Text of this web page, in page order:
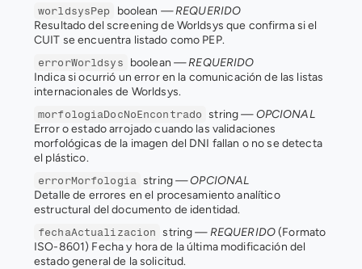
worldsysPep boolean — REQUERIDO
Resultado del screening de Worldsys que confirma si el
CUIT se encuentra listado como PEP.
errorWorldsys boolean — REQUERIDO
Indica si ocurrió un error en la comunicación de las listas
internacionales de Worldsys.
morfologiaDocNoEncontrado string — OPCIONAL
Error o estado arrojado cuando las validaciones
morfológicas de la imagen del DNI fallan o no se detecta
el plástico.
errorMorfologia string — OPCIONAL
Detalle de errores en el procesamiento analítico
estructural del documento de identidad.
fechaActualizacion string — REQUERIDO (Formato
ISO-8601) Fecha y hora de la última modificación del
estado general de la solicitud.